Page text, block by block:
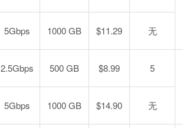
5Gbps 1000 GB $11.29 无
2.5Gbps 500 GB $8.99
5
5Gbps 1000 GB $14.90 无